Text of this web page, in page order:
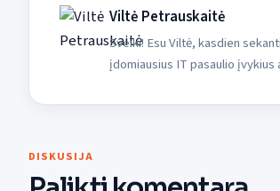
Viltė Petrauskaitė
Sveiki! Esu Viltė, kasdien
įdomiausius IT pasaulio įvykius
DISKUSIJA